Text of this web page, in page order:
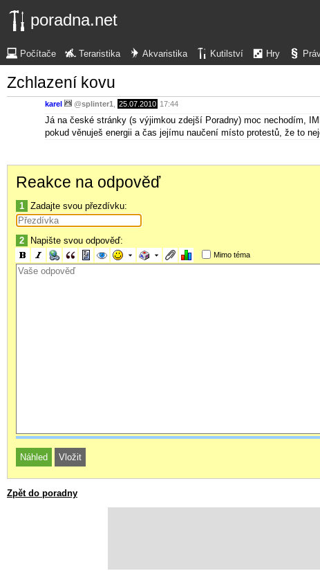
poradna.net
Počítače Teraristika Akvaristika Kutilství Hry
Zchlazení kovu
karel @splinter1 25.07.2010 17:44
Já na české stránky (s výjimkou zdejší Poradny) moc nechodím,
pokud věnuješ energii a čas jejímu naučení místo protestů, že to
Reakce na odpověď
1 Zadajte svou přezdívku:
2 Napište svou odpověď:
Mimo téma
Zpět do poradny